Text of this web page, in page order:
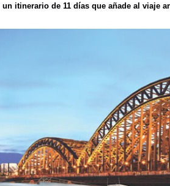
un itinerario de 11 días que añade al viaje